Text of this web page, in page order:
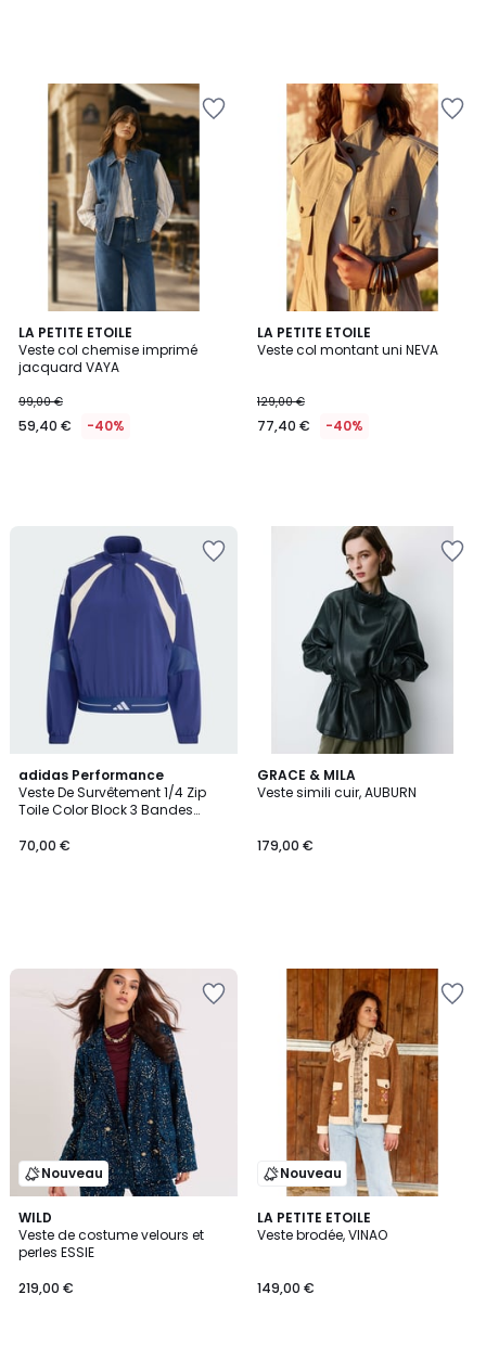
LA PETITE ETOILE
Veste col chemise imprimé
jacquard VAYA
99,00 €
59,40 € -40%
LA PETITE ETOILE
Veste col montant uni NEVA
129,00 €
77,40 € -40%
adidas Performance
Veste De Survêtement 1/4 Zip
Toile Color Block 3 Bandes
Survêtement 1/4 Zip Toile Color
70,00 €
GRACE & MILA
Veste simili cuir, AUBURN
179,00 €
Nouveau
WILD
Veste de costume velours et
perles ESSIE
219,00 €
Nouveau
LA PETITE ETOILE
Veste brodée, VINAO
149,00 €